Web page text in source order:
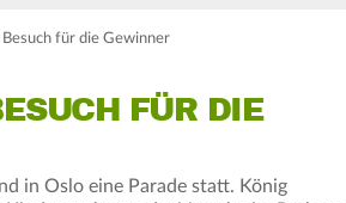
Besuch für die Gewinner
FÜR DIE
in Oslo eine Parade statt. König